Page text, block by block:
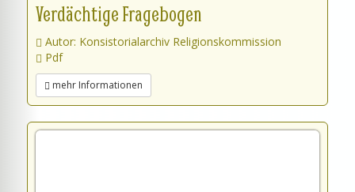
Verdächtige Fragebogen
Autor: Konsistorialarchiv Religionskommission
Pdf
mehr Informationen